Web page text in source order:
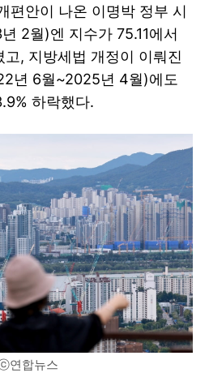
편안이 나온 이명박 정부 시
2월)엔 지수가 75.11에서
, 지방세법 개정이 이뤄진
년 6월~2025년 4월)에도
하락했다.
연합뉴스